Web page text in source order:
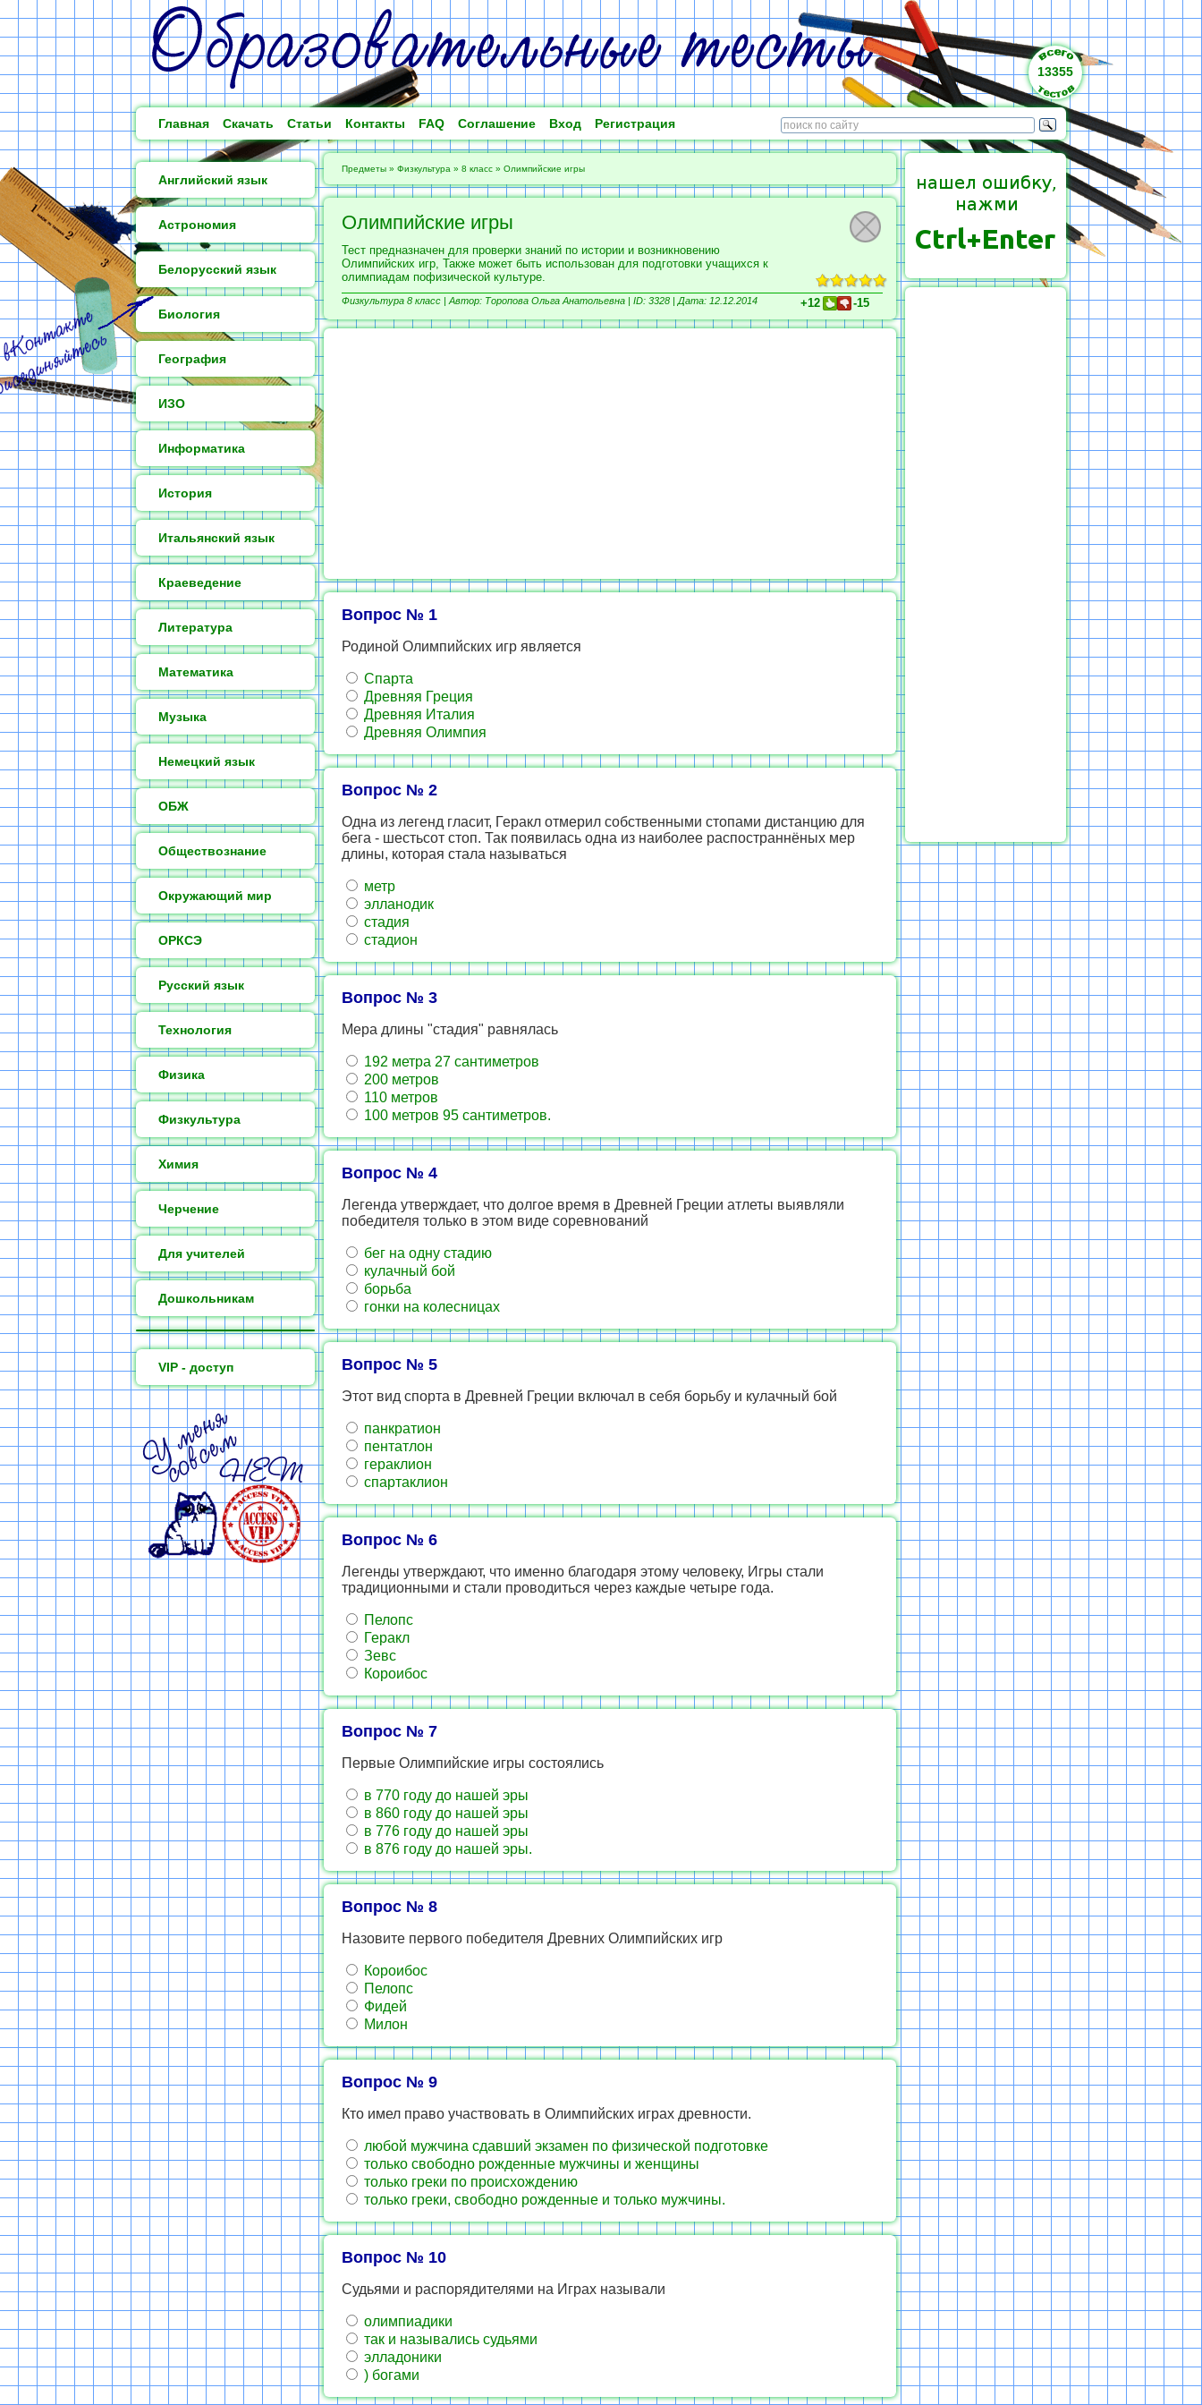
13355
Главная Скачать Статьи Контакты FAQ Соглашение Вход Регистрация
Английский язык
Астрономия
Белорусский язык
Биология
География
ИЗО
Информатика
История
Итальянский язык
Краеведение
Литература
Математика
Музыка
Немецкий язык
ОБЖ
Обществознание
Окружающий мир
ОРКСЭ
Русский язык
Технология
Физика
Физкультура
Химия
Черчение
Для учителей
Дошкольникам
VIP - доступ
Предметы » Физкультура » 8 класс » Олимпийские игры
Олимпийские игры
Тест предназначен для проверки знаний по истории и возникновению
Олимпийских игр, Также может быть использован для подготовки учащихся к
олимпиадам пофизической культуре.
Физкультура 8 класс | Автор: Торопова Ольга Анатольевна | ID: 3328 | Дата: 12.12.2014 +12 -15
Вопрос № 1
Родиной Олимпийских игр является
Спарта
Древняя Греция
Древняя Италия
Древняя Олимпия
Вопрос № 2
Одна из легенд гласит, Геракл отмерил собственными стопами дистанцию для
бега - шестьсот стоп. Так появилась одна из наиболее распостраннёных мер
длины, которая стала называться
метр
элланодик
стадия
стадион
Вопрос № 3
Мера длины "стадия" равнялась
192 метра 27 сантиметров
200 метров
110 метров
100 метров 95 сантиметров.
Вопрос № 4
Легенда утверждает, что долгое время в Древней Греции атлеты выявляли
победителя только в этом виде соревнований
бег на одну стадию
кулачный бой
борьба
гонки на колесницах
Вопрос № 5
Этот вид спорта в Древней Греции включал в себя борьбу и кулачный бой
панкратион
пентатлон
гераклион
спартаклион
Вопрос № 6
Легенды утверждают, что именно благодаря этому человеку, Игры стали
традиционными и стали проводиться через каждые четыре года.
Пелопс
Геракл
Зевс
Короибос
Вопрос № 7
Первые Олимпийские игры состоялись
в 770 году до нашей эры
в 860 году до нашей эры
в 776 году до нашей эры
в 876 году до нашей эры.
Вопрос № 8
Назовите первого победителя Древних Олимпийских игр
Короибос
Пелопс
Фидей
Милон
Вопрос № 9
Кто имел право участвовать в Олимпийских играх древности.
любой мужчина сдавший экзамен по физической подготовке
только свободно рожденные мужчины и женщины
только греки по происхождению
только греки, свободно рожденные и только мужчины.
Вопрос № 10
Судьями и распорядителями на Играх называли
олимпиадики
так и назывались судьями
элладоники
) богами